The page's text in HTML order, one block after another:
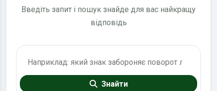
Введіть запит і пошук знайде для вас найкращу
відповідь
Знайти